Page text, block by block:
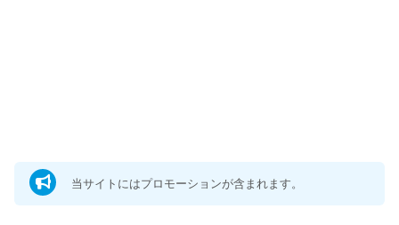
当サイトにはプロモーションが含まれます。